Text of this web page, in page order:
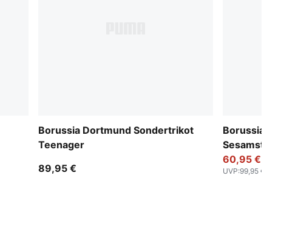
Borussia Dortmund Sondertrikot
Teenager
89,95 €
Borussia
Teenager
60,95 €
UVP:99,95 €